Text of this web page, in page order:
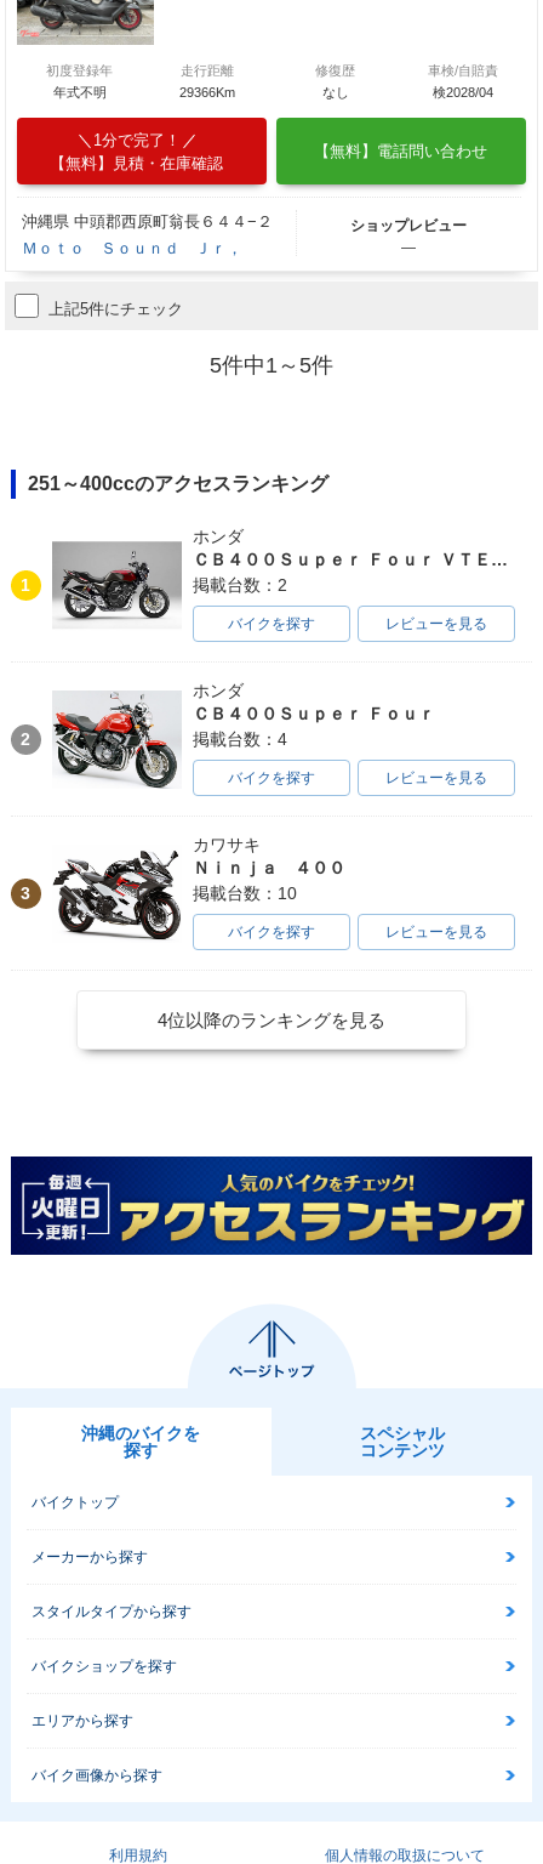
初度登録年
年式不明
走行距離
29366Km
修復歴
なし
車検/自賠責
検2028/04
1分で完了！
【無料】見積・在庫確認
【無料】電話問い合わせ
沖縄県 中頭郡西原町翁長６４４−２
Ｍｏｔｏ Ｓｏｕｎｄ Ｊｒ，
ショップレビュー
―
上記5件にチェック
5件中1～5件
251～400ccのアクセスランキング
1
ホンダ
ＣＢ４００Ｓｕｐｅｒ Ｆｏｕｒ ＶＴＥＣ ＳＰＥＣ３
掲載台数：2
バイクを探す レビューを見る
2
ホンダ
ＣＢ４００Ｓｕｐｅｒ Ｆｏｕｒ
掲載台数：4
バイクを探す レビューを見る
3
カワサキ
Ｎｉｎｊａ ４００
掲載台数：10
バイクを探す レビューを見る
4位以降のランキングを見る
沖縄のバイクを
探す
スペシャル
コンテンツ
バイクトップ
メーカーから探す
スタイルタイプから探す
バイクショップを探す
エリアから探す
バイク画像から探す
利用規約 個人情報の取扱について